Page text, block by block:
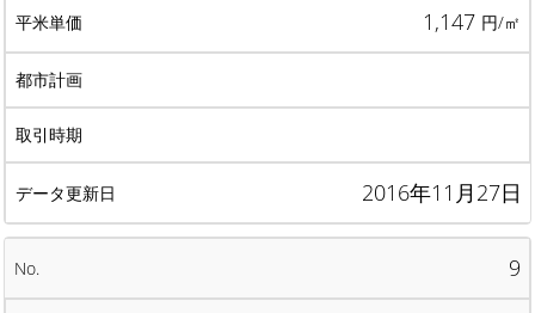
1,147 円/㎡
2016年11月27日
9